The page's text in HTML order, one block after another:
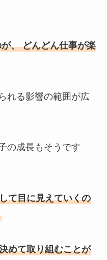
、 どんどん仕事が楽
れる影響の範囲が広
の成長もそうです
て目に見えていくの
めて取り組むことが